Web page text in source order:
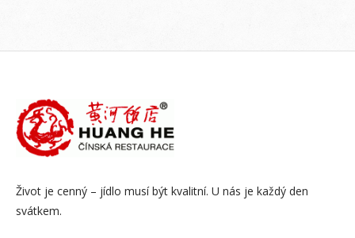
Život je cenný – jídlo musí být kvalitní. U nás je každý den
svátkem.